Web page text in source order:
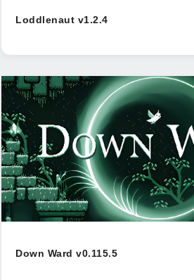
Loddlenaut v1.2.4
Down Ward v0.115.5